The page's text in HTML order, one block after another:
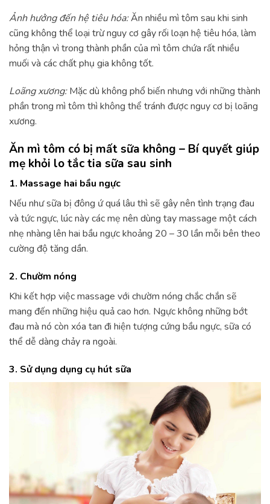
Ảnh hưởng đến hệ tiêu hóa:Ăn nhiều mì tôm sau khi sinh
cũng không thể loại trừ nguy cơ gây rối loạn hệ tiêu hóa, làm
hỏng thận vì trong thành phần của mì tôm chứa rất nhiều
muối và các chất phụ gia không tốt.
Loãng xương:Mặc dù không phổ biến nhưng với những thành
phần trong mì tôm thì không thể tránh được nguy cơ bị loãng
xương.
Ăn mì tôm có bị mất sữa không – Bí quyết giúp
mẹ khỏi lo tắc tia sữa sau sinh
1. Massage hai bầu ngực
Nếu như sữa bị đông ứ quá lâu thì sẽ gây nên tình trạng đau
và tức ngực, lúc này các mẹ nên dùng tay massage một cách
nhẹ nhàng lên hai bầu ngực khoảng 20 – 30 lần mỗi bên theo
cường độ tăng dần.
2. Chườm nóng
Khi kết hợp việc massage với chườm nóng chắc chắn sẽ
mang đến những hiệu quả cao hơn. Ngực không những bớt
đau mà nó còn xóa tan đi hiện tượng cứng bầu ngực, sữa có
thể dễ dàng chảy ra ngoài.
3. Sử dụng dụng cụ hút sữa